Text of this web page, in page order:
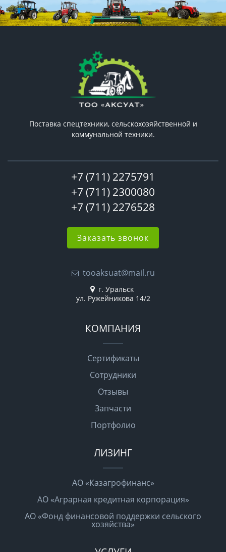
Поставка спецтехники, сельскохозяйственной и
коммунальной техники.
+7 (711) 2275791
+7 (711) 2300080
+7 (711) 2276528
Заказать звонок
tooaksuat@mail.ru
г. Уральск
ул. Ружейникова 14/2
КОМПАНИЯ
Сертификаты
Сотрудники
Отзывы
Запчасти
Портфолио
ЛИЗИНГ
АО «Казагрофинанс»
АО «Аграрная кредитная корпорация»
АО «Фонд финансовой поддержки сельского
хозяйства»